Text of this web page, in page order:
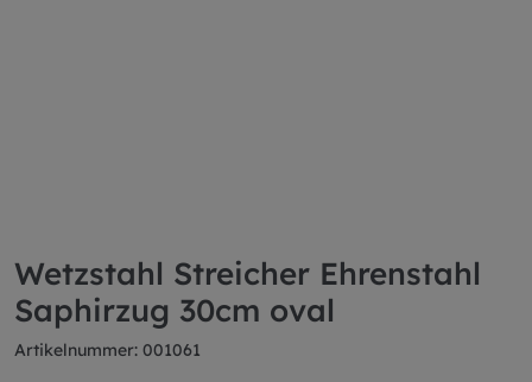
Wetzstahl Streicher Ehrenstahl
Saphirzug 30cm oval
Artikelnummer: 001061